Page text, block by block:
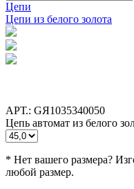
Цепи
Цепи из белого золота
АРТ.: GЯ1035340050
Цепь автомат из белого
* Нет вашего размера?
любой размер.